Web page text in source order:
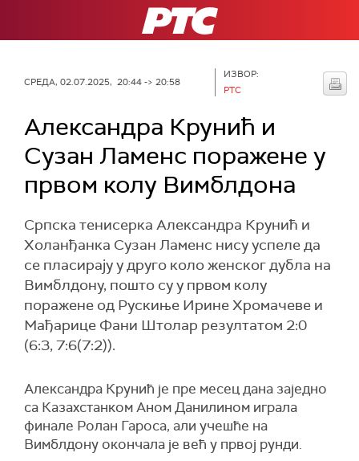
РТС
СРЕДА, 02.07.2025, 20:44 -> 20:58
ИЗВОР:
РТС
Александра Крунић и
Сузан Ламенс поражене у
првом колу Вимблдона
Српска тенисерка Александра Крунић и
Холанђанка Сузан Ламенс нису успеле да
се пласирају у друго коло женског дубла на
Вимблдону, пошто су у првом колу
поражене од Рускиње Ирине Хромачеве и
Мађарице Фани Штолар резултатом 2:0
(6:3, 7:6(7:2)).
Александра Крунић је пре месец дана заједно
са Казахстанком Аном Данилином играла
финале Ролан Гароса, али учешће на
Вимблдону окончала је већ у првој рунди.